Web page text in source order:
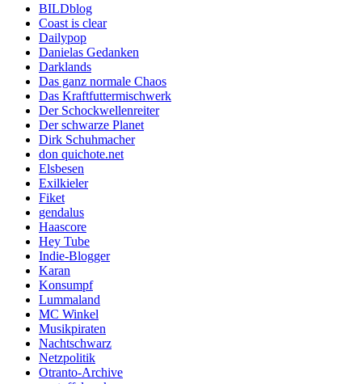
BILDblog
Coast is clear
Dailypop
Danielas Gedanken
Darklands
Das ganz normale Chaos
Das Kraftfuttermischwerk
Der Schockwellenreiter
Der schwarze Planet
Dirk Schuhmacher
don quichote.net
Elsbesen
Exilkieler
Fiket
gendalus
Haascore
Hey Tube
Indie-Blogger
Karan
Konsumpf
Lummaland
MC Winkel
Musikpiraten
Nachtschwarz
Netzpolitik
Otranto-Archive